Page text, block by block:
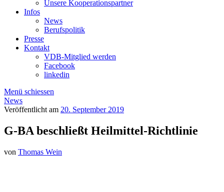
Unsere Kooperationspartner
Infos
News
Berufspolitik
Presse
Kontakt
VDB-Mitglied werden
Facebook
linkedin
Menü schiessen
News
Veröffentlicht am 20. September 2019
G-BA beschließt Heilmittel-Richtlinie
von Thomas Wein